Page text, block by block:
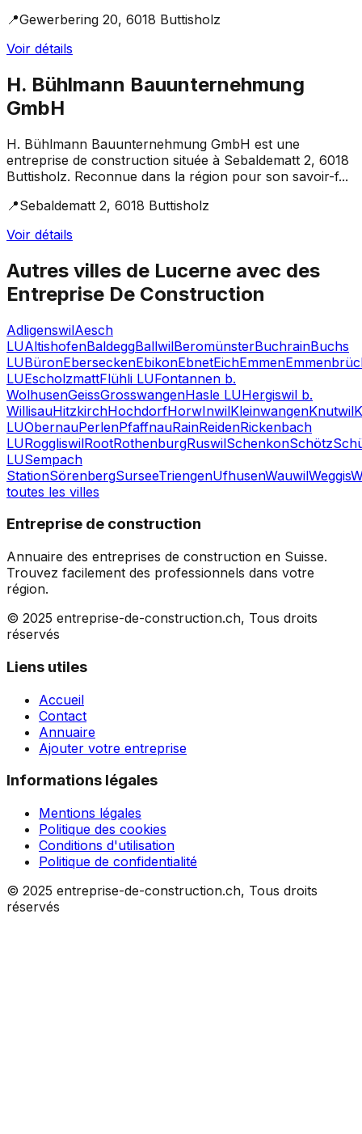
📍Gewerbering 20, 6018 Buttisholz
Voir détails
H. Bühlmann Bauunternehmung
GmbH
H. Bühlmann Bauunternehmung GmbH est une
entreprise de construction située à Sebaldematt 2, 6018
Buttisholz. Reconnue dans la région pour son savoir-f...
📍Sebaldematt 2, 6018 Buttisholz
Voir détails
Autres villes de Lucerne avec des
Entreprise De Construction
AdligenswilAesch
LUAltishofenBaldeggBallwilBeromünsterBuchrainBuchs
LUBüronEberseckenEbikonEbnetEichEmmen
LUEscholzmattFlühli LUFontannen b.
WolhusenGeissGrosswangenHasle LUHergiswil b.
WillisauHitzkirchHochdorfHorwInwilKleinwangenKnutwil
LUObernauPerlenPfaffnauRainReidenRickenbach
LURoggliswilRootRothenburgRuswilSchenkonSchötz
LUSempach
StationSörenbergSurseeTriengenUfhusenWauwilWeggis
toutes les villes
Entreprise de construction
Annuaire des entreprises de construction en Suisse.
Trouvez facilement des professionnels dans votre
région.
© 2025 entreprise-de-construction.ch, Tous droits
réservés
Liens utiles
Accueil
Contact
Annuaire
Ajouter votre entreprise
Informations légales
Mentions légales
Politique des cookies
Conditions d'utilisation
Politique de confidentialité
© 2025 entreprise-de-construction.ch, Tous droits
réservés